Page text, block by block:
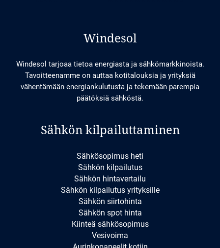
Windesol
Windesol tarjoaa tietoa energiasta ja sähkömarkkinoista.
Tavoitteenamme on auttaa kotitalouksia ja yrityksiä
vähentämään energiankulutusta ja tekemään parempia
päätöksiä sähköstä.
Sähkön kilpailuttaminen
Sähkösopimus heti
Sähkön kilpailutus
Sähkön hintavertailu
Sähkön kilpailutus yrityksille
Sähkön siirtohinta
Sähkön spot hinta
Kiinteä sähkösopimus
Vesivoima